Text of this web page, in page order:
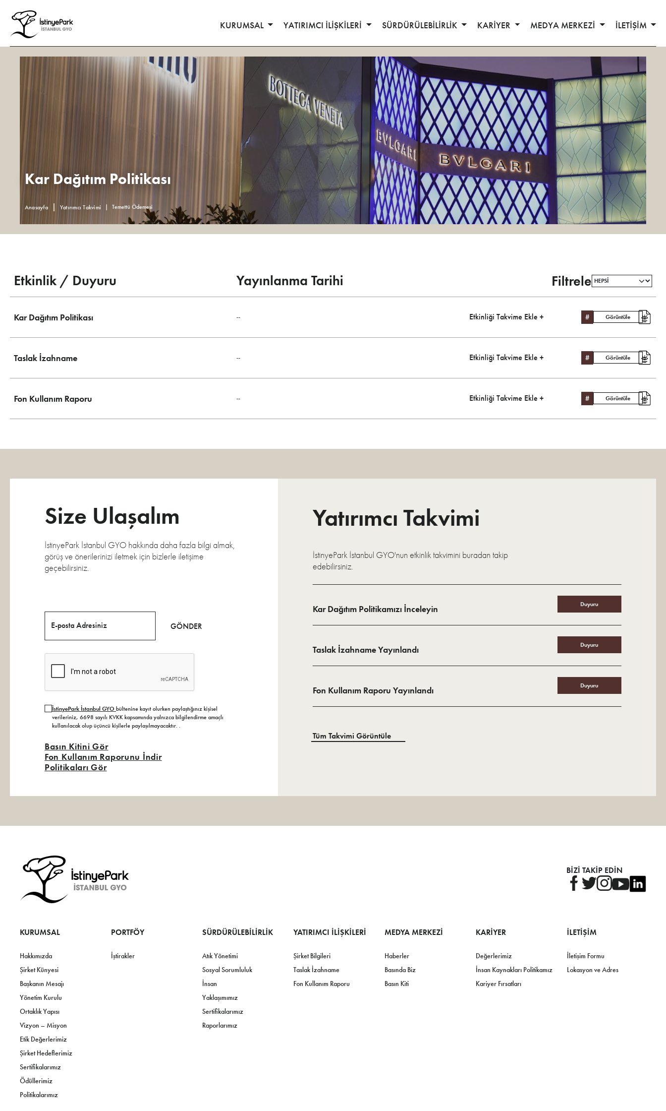
KURUMSAL YATIRIMCI İLİŞKİLERİ SÜRDÜRÜLEBİLİRLİK KARİYER MEDYA MERKEZİ İLETİŞİM
Kar Dağıtım Politikası
Anasayfa Yatırımcı Takvimi Temettü Ödemesi
Etkinlik / Duyuru Yayınlanma Tarihi Filtrele
Kar Dağıtım Politikası -- Etkinliği Takvime Ekle + # Görüntüle
Taslak İzahname -- Etkinliği Takvime Ekle + # Görüntüle
Fon Kullanım Raporu -- Etkinliği Takvime Ekle + # Görüntüle
Size Ulaşalım
İstinyePark İstanbul GYO hakkında daha fazla bilgi almak,
görüş ve önerilerinizi iletmek için bizlerle iletişime
geçebilirsiniz.
E-posta Adresiniz GÖNDER
İstinyePark İstanbul GYO bültenine kayıt olurken paylaştığınız kişisel
verileriniz, 6698 sayılı KVKK kapsamında yalnızca bilgilendirme amaçlı
kullanılacak olup üçüncü kişilerle paylaşılmayacaktır. .
Basın Kitini Gör
Fon Kullanım Raporunu İndir
Politikaları Gör
Yatırımcı Takvimi
İstinyePark İstanbul GYO'nun etkinlik takvimini buradan takip
edebilirsiniz.
Kar Dağıtım Politikamızı İnceleyin Duyuru
Taslak İzahname Yayınlandı Duyuru
Fon Kullanım Raporu Yayınlandı Duyuru
Tüm Takvimi Görüntüle
BİZİ TAKİP EDİN
KURUMSAL
Hakkımızda
Şirket Künyesi
Başkanın Mesajı
Yönetim Kurulu
Ortaklık Yapısı
Vizyon – Misyon
Etik Değerlerimiz
Şirket Hedeflerimiz
Sertifikalarımız
Ödüllerimiz
Politikalarımız
PORTFÖY
İştirakler
SÜRDÜRÜLEBILIRLIK
Atık Yönetimi
Sosyal Sorumluluk
İnsan
Yaklaşımımız
Sertifikalarımız
Raporlarımız
YATIRIMCI ILIŞKILERI
Şirket Bilgileri
Taslak İzahname
Fon Kullanım Raporu
MEDYA MERKEZI
Haberler
Basında Biz
Basın Kiti
KARIYER
Değerlerimiz
İnsan Kaynakları Politikamız
Kariyer Fırsatları
İLETIŞIM
İletişim Formu
Lokasyon ve Adres